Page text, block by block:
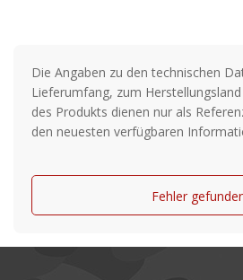
Die Angaben zu den technischen
Lieferumfang, zum
des Produkts dienen nur als
den neuesten verfügbaren
Fehler